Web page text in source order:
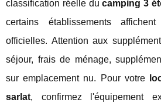
classification réelle ducamping 3
certains établissements
officielles. Attention aux
séjour, frais de ménage,
sur emplacement nu. Pour votre
sarlat, confirmez l'équipement